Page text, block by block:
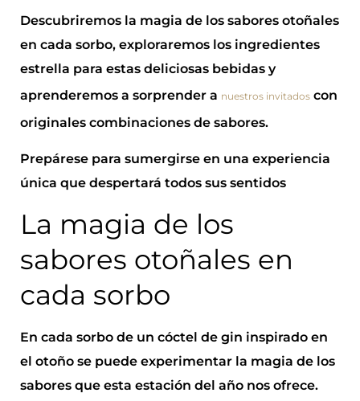
Descubriremos la magia de los sabores otoñales
en cada sorbo, exploraremos los ingredientes
estrella para estas deliciosas bebidas y
aprenderemos a sorprender a nuestros invitados con
originales combinaciones de sabores.
Prepárese para sumergirse en una experiencia
única que despertará todos sus sentidos
La magia de los
sabores otoñales en
cada sorbo
En cada sorbo de un cóctel de gin inspirado en
el otoño se puede experimentar la magia de los
sabores que esta estación del año nos ofrece.